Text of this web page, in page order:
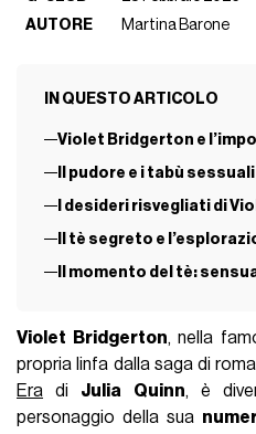
AUTORE
Martina Barone
IN QUESTO ARTICOLO
Violet Bridgerton e
Il pudore e i tabù
I desideri risvegliati di
Il tè segreto e
Il momento del tè:
Violet Bridgerton, nella
propria linfa dalla saga di
Era di Julia Quinn, è
personaggio della sua